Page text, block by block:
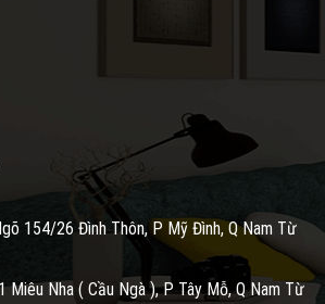
154/26 Đình Thôn, P Mỹ Đình, Q Nam Từ
Miêu Nha ( Cầu Ngà ), P Tây Mỗ, Q Nam Từ